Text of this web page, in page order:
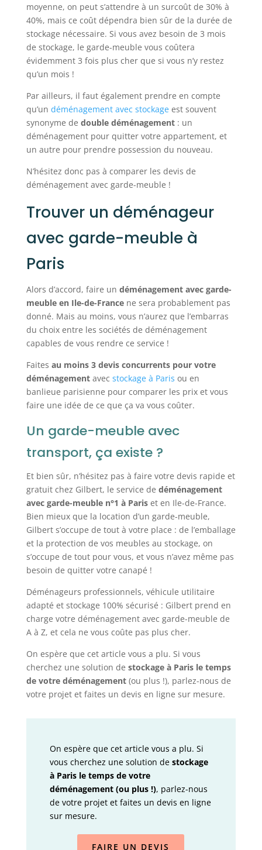
moyenne, on peut s’attendre à un surcoût de 30% à
40%, mais ce coût dépendra bien sûr de la durée de
stockage nécessaire. Si vous avez besoin de 3 mois
de stockage, le garde-meuble vous coûtera
évidemment 3 fois plus cher que si vous n’y restez
qu’un mois !
Par ailleurs, il faut également prendre en compte
qu’un déménagement avec stockageest souvent
synonyme de double déménagement: un
déménagement pour quitter votre appartement, et
un autre pour prendre possession du nouveau.
N’hésitez donc pas à comparer les devis de
déménagement avec garde-meuble !
Trouver un déménageur
avec garde-meuble à
Paris
Alors d’accord, faire un déménagement avec garde-
meuble en Ile-de-Francene sera probablement pas
donné. Mais au moins, vous n’aurez que l’embarras
du choix entre les sociétés de déménagement
capables de vous rendre ce service !
Faites au moins 3 devis concurrents pour votre
déménagementavec stockage à Paris ou en
banlieue parisienne pour comparer les prix et vous
faire une idée de ce que ça va vous coûter.
Un garde-meuble avec
transport, ça existe ?
Et bien sûr, n’hésitez pas à faire votre devis rapide et
gratuit chez Gilbert, le service de déménagement
avec garde-meuble n°1 à Pariset en Ile-de-France.
Bien mieux que la location d’un garde-meuble,
Gilbert s’occupe de tout à votre place : de l’emballage
et la protection de vos meubles au stockage, on
s’occupe de tout pour vous, et vous n’avez même pas
besoin de quitter votre canapé !
Déménageurs professionnels, véhicule utilitaire
adapté et stockage 100% sécurisé : Gilbert prend en
charge votre déménagement avec garde-meuble de
A à Z, et cela ne vous coûte pas plus cher.
On espère que cet article vous a plu. Si vous
cherchez une solution de stockage à Paris le temps
de votre déménagement(ou plus !), parlez-nous de
votre projet et faites un devis en ligne sur mesure.
On espère que cet article vous a plu. Si
vous cherchez une solution de stockage
à Paris le temps de votre
déménagement (ou plus !), parlez-nous
de votre projet et faites un devis en ligne
sur mesure.
FAIRE UN DEVIS